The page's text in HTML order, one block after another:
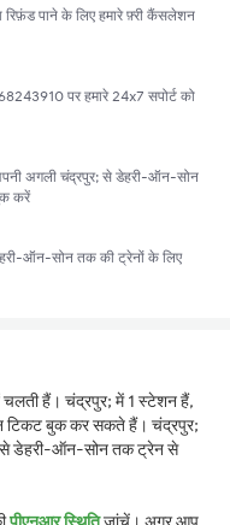
पाने के लिए हमारे फ़्री कैंसलेशन
पर हमारे 24x7 सपोर्ट को
अगली चंद्रपुर; से डेहरी-ऑन-सोन
करें
ऑन-सोन तक की ट्रेनों के लिए
हैं। चंद्रपुर; में 1 स्टेशन हैं,
टिकट बुक कर सकते हैं। चंद्रपुर;
से डेहरी-ऑन-सोन तक ट्रेन से